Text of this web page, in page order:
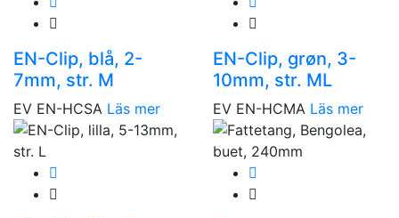
EN-Clip, blå, 2-
7mm, str. M
EV EN-HCSA Läs mer
EN-Clip, grøn, 3-
10mm, str. ML
EV EN-HCMA Läs mer